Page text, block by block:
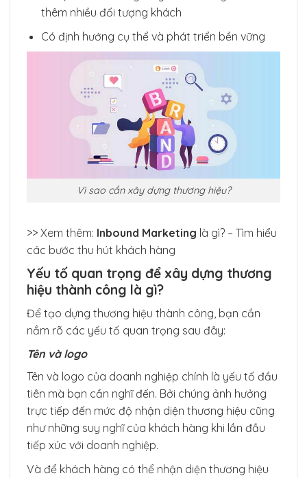
thêm nhiều đối tượng khách
Có định hướng cụ thể và phát triển bền vững
Vì sao cần xây dựng thương hiệu?
>> Xem thêm: Inbound Marketing là gì? – Tìm hiểu
các bước thu hút khách hàng
Yếu tố quan trọng để xây dựng thương
hiệu thành công là gì?
Để tạo dựng thương hiệu thành công, bạn cần
nắm rõ các yếu tố quan trọng sau đây:
Tên và logo
Tên và logo của doanh nghiệp chính là yếu tố đầu
tiên mà bạn cần nghĩ đến. Bởi chúng ảnh hưởng
trực tiếp đến mức độ nhận diện thương hiệu cũng
như những suy nghĩ của khách hàng khi lần đầu
tiếp xúc với doanh nghiệp.
Và để khách hàng có thể nhận diện thương hiệu